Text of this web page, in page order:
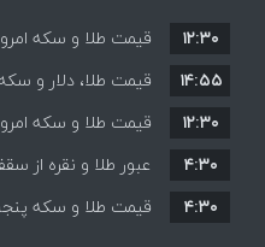
قیمت ها+ جدول و
۱۲:۳۰
افزایش قیمت ها +
۱۴:۵۵
قیمت ها بر مدار
۱۲:۳۰
عبور طلا و نقره از
۴:۳۰
قیمت طلا و سکه پنجشنبه
۴:۳۰